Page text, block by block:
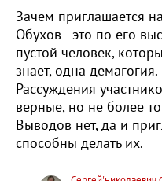
Зачем приглашается
Обухов - это по его
пустой человек,
знает, одна демагогия.
Рассуждения
верные, но не более
Выводов нет, да и
способны делать их.